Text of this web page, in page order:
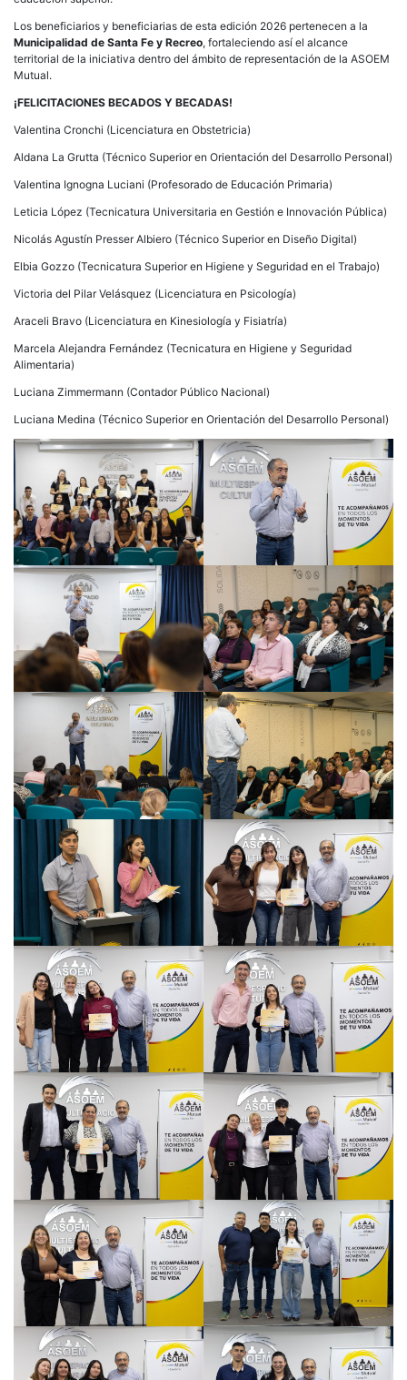
Los beneficiarios y beneficiarias de esta edición 2026 pertenecen a la
Municipalidad de Santa Fe y Recreo, fortaleciendo así el alcance
territorial de la iniciativa dentro del ámbito de representación de la ASOEM
Mutual.
¡FELICITACIONES BECADOS Y BECADAS!
Valentina Cronchi (Licenciatura en Obstetricia)
Aldana La Grutta (Técnico Superior en Orientación del Desarrollo Personal)
Valentina Ignogna Luciani (Profesorado de Educación Primaria)
Leticia López (Tecnicatura Universitaria en Gestión e Innovación Pública)
Nicolás Agustín Presser Albiero (Técnico Superior en Diseño Digital)
Elbia Gozzo (Tecnicatura Superior en Higiene y Seguridad en el Trabajo)
Victoria del Pilar Velásquez (Licenciatura en Psicología)
Araceli Bravo (Licenciatura en Kinesiología y Fisiatría)
Marcela Alejandra Fernández (Tecnicatura en Higiene y Seguridad
Alimentaria)
Luciana Zimmermann (Contador Público Nacional)
Luciana Medina (Técnico Superior en Orientación del Desarrollo Personal)